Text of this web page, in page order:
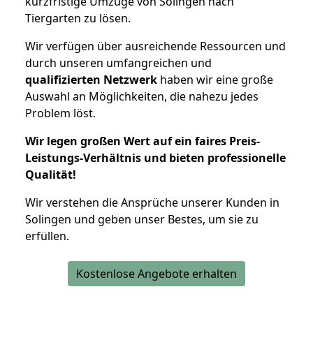
Tiergarten zu lösen.
Wir verfügen über ausreichende Ressourcen und
durch unseren umfangreichen und
qualifizierten Netzwerk haben wir eine große
Auswahl an Möglichkeiten, die nahezu jedes
Problem löst.
Wir legen großen Wert auf ein faires Preis-
Leistungs-Verhältnis und bieten professionelle
Qualität!
Wir verstehen die Ansprüche unserer Kunden in
Solingen und geben unser Bestes, um sie zu
erfüllen.
Kostenlose Angebote erhalten